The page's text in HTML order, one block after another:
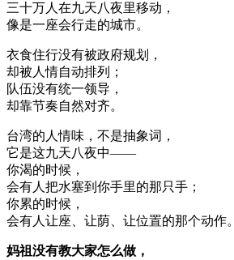
三十万人在九天八夜里移动，
像是一座会行走的城市。
衣食住行没有被政府规划，
却被人情自动排列；
队伍没有统一领导，
却靠节奏自然对齐。
台湾的人情味，不是抽象词，
它是这九天八夜中——
你渴的时候，
会有人把水塞到你手里的那只手；
你累的时候，
会有人让座、让荫、让位置的那个动作。
妈祖没有教大家怎么做，